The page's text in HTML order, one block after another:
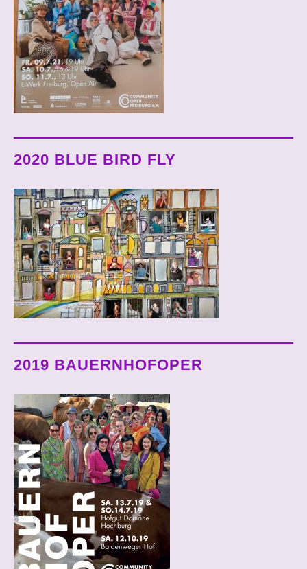
2020 BLUE BIRD FLY
2019 BAUERNHOFOPER